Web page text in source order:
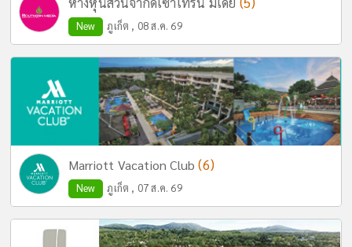
New ภูเก็ต , 08 ส.ค. 69
Marriott Vacation Club(6)
New ภูเก็ต , 07 ส.ค. 69